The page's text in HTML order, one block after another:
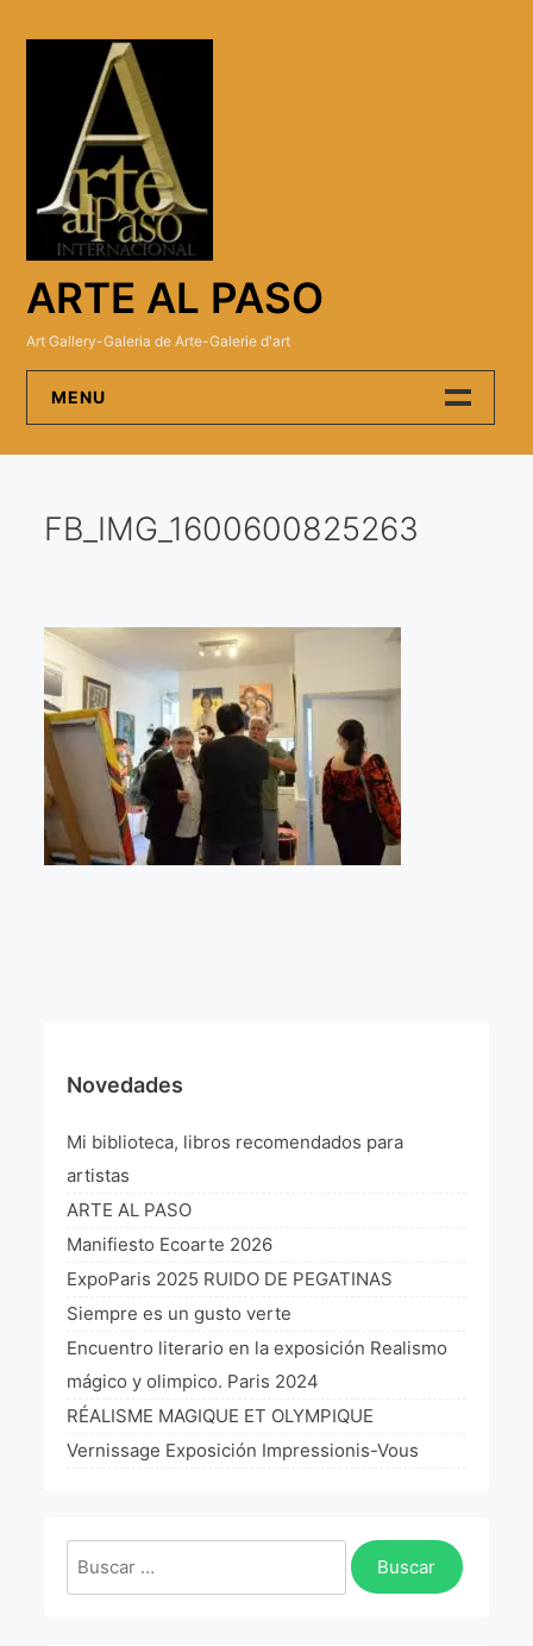
ARTE AL PASO
Art Gallery-Galeria de Arte-Galerie d'art
MENU
Artistas
Visitas a los ateliers o talleres de artistas
Presse
Qué dicen de nosotros?
Aviso legal
Política de cookies
Exposición París 2021 “Traverser ton miroir” «A
través de tu espejo»
La Formule de l’art París 2020
L’art Colombien à Paris 2019
L’art Latino-américain à Paris 2019
Reflecting Source. NY 2019
«Sincronías con sentido» Bogotá Colombia 2019
Commissaire D’exposition
FB_IMG_1600600825263
Novedades
Mi biblioteca, libros recomendados para
artistas
ARTE AL PASO
Manifiesto Ecoarte 2026
ExpoParis 2025 RUIDO DE PEGATINAS
Siempre es un gusto verte
Encuentro literario en la exposición Realismo
mágico y olimpico. Paris 2024
RÉALISME MAGIQUE ET OLYMPIQUE
Vernissage Exposición Impressionis-Vous
Buscar: